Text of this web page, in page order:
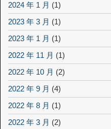
2024 年 1 月 (1)
2023 年 3 月 (1)
2023 年 1 月 (1)
2022 年 11 月 (1)
2022 年 10 月 (2)
2022 年 9 月 (4)
2022 年 8 月 (1)
2022 年 3 月 (2)